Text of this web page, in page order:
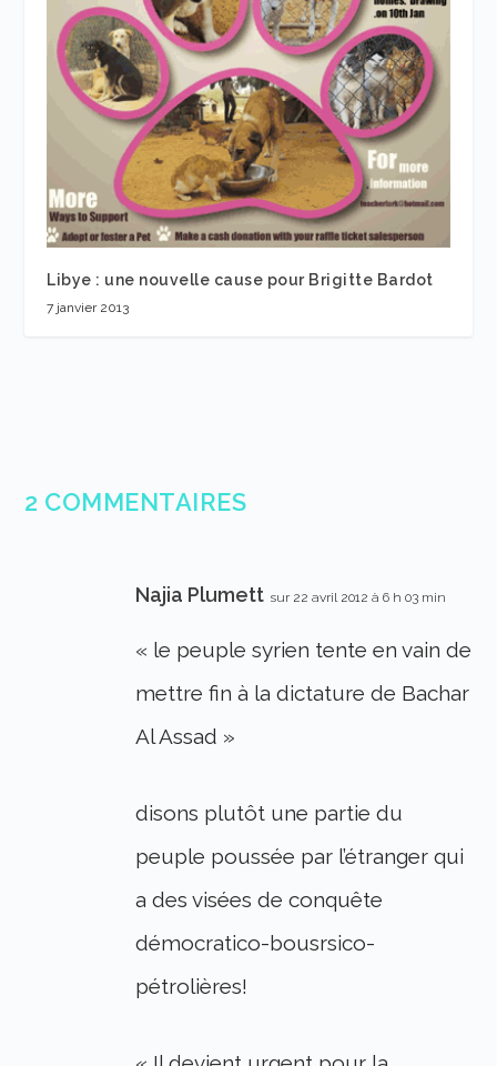
Libye : une nouvelle cause pour Brigitte Bardot
7 janvier 2013
2 COMMENTAIRES
Najia Plumett sur 22 avril 2012 à 6 h 03 min
« le peuple syrien tente en vain de
mettre fin à la dictature de Bachar
Al Assad »
disons plutôt une partie du
peuple poussée par l’étranger qui
a des visées de conquête
démocratico-bousrsico-
pétrolières!